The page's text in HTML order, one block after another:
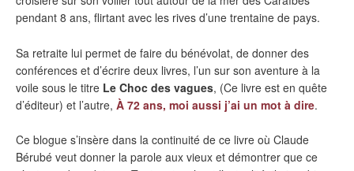
pendant 8 ans, flirtant avec les rives d’une trentaine de pays.
Sa retraite lui permet de faire du bénévolat, de donner des
conférences et d’écrire deux livres, l’un sur son aventure à la
voile sous le titre Le Choc des vagues, (Ce livre est en quête
d’éditeur) et l’autre, À 72 ans, moi aussi j’ai un mot à dire.
Ce blogue s’insère dans la continuité de ce livre où Claude
Bérubé veut donner la parole aux vieux et démontrer que ce